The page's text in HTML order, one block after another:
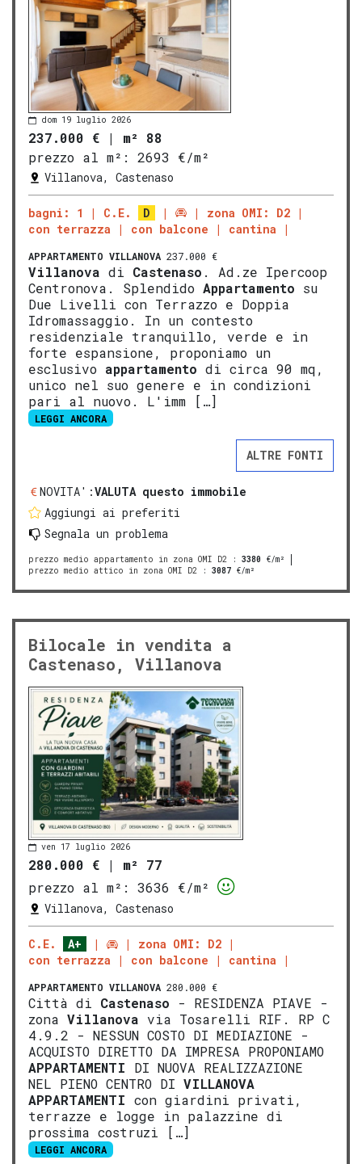
dom 19 luglio 2026
237.000 € | m² 88
prezzo al m²:
2693 €/m²
Villanova, Castenaso
bagni: 1 C.E. D
zona OMI: D2
con terrazza
con balcone cantina
APPARTAMENTO VILLANOVA 237.000 €
Villanova di Castenaso . Ad.ze Ipercoop
Centronova. Splendido Appartamento su
Due Livelli con Terrazzo e Doppia
Idromassaggio. In un contesto
residenziale tranquillo, verde e in
forte espansione, proponiamo un
esclusivo appartamento di circa 90 mq,
unico nel suo genere e in condizioni
pari al nuovo. L'imm […]
LEGGI ANCORA
ALTRE FONTI
NOVITA':VALUTA questo immobile
Aggiungi ai preferiti
Segnala un problema
prezzo medio appartamento in zona OMI D2 : 3380 €/m²
prezzo medio attico in zona OMI D2 : 3087 €/m²
Bilocale in vendita a
Castenaso, Villanova
ven 17 luglio 2026
280.000 € | m² 77
prezzo al m²:
3636 €/m²
Villanova, Castenaso
C.E. A+
zona OMI: D2
con terrazza
con balcone cantina
APPARTAMENTO VILLANOVA 280.000 €
Città di Castenaso - RESIDENZA PIAVE -
zona Villanova via Tosarelli RIF. RP C
4.9.2 - NESSUN COSTO DI MEDIAZIONE -
ACQUISTO DIRETTO DA IMPRESA PROPONIAMO
APPARTAMENTI DI NUOVA REALIZZAZIONE
NEL PIENO CENTRO DI VILLANOVA
APPARTAMENTI con giardini privati,
terrazze e logge in palazzine di
prossima costruzi […]
LEGGI ANCORA